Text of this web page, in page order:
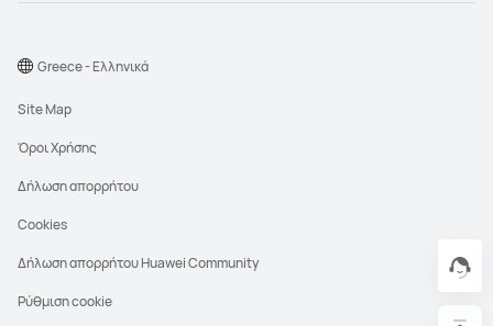
Site Map
Όροι Χρήσης
Δήλωση απορρήτου
Cookies
Δήλωση απορρήτου Huawei Community
Ρύθμιση cookie
Greece - Ελληνικά